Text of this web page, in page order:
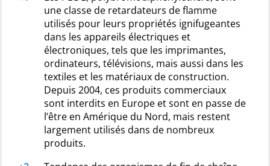
une classe de retardateurs de flamme
utilisés pour leurs propriétés ignifugeantes
dans les appareils électriques et
électroniques, tels que les imprimantes,
ordinateurs, télévisions, mais aussi dans les
textiles et les matériaux de construction.
Depuis 2004, ces produits commerciaux
sont interdits en Europe et sont en passe de
l’être en Amérique du Nord, mais restent
largement utilisés dans de nombreux
produits.